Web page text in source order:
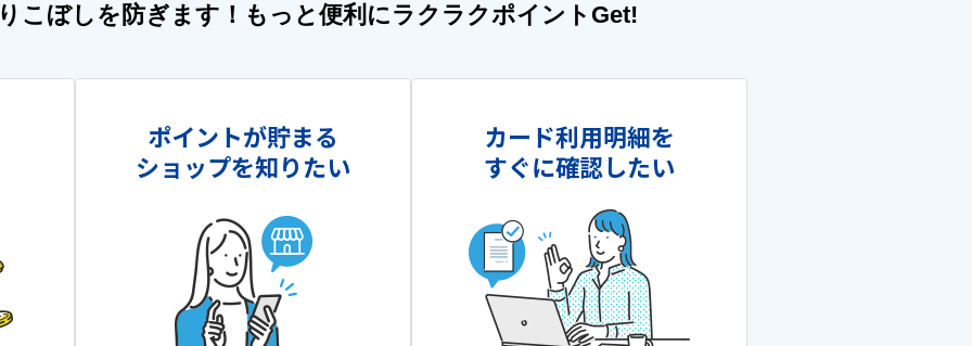
こぼしを防ぎます！ もっと便利にラクラクポイントGet!
ポイントが貯まる
ショップを知りたい
カード利用明細を
すぐに確認したい